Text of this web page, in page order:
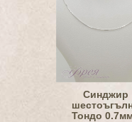
Синджир
Тондо